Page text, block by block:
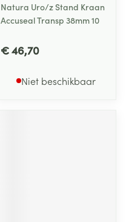
Natura Uro/z Stand Kraan
Accuseal Transp 38mm 10
€ 46,70
Niet beschikbaar